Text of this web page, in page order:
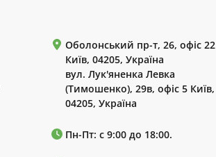
Оболонський пр-т, 26, офіс 22
Київ, 04205, Україна
вул. Лук'яненка Левка
(Тимошенко), 29в, офіс 5 Київ,
04205, Україна
Пн-Пт: с 9:00 до 18:00.